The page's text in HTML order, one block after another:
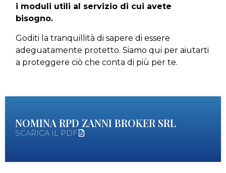
i moduli utili al servizio di cui avete
bisogno.
Goditi la tranquillità di sapere di essere
adeguatamente protetto. Siamo qui per aiutarti
a proteggere ciò che conta di più per te.
NOMINA RPD ZANNI BROKER SRL
SCARICA IL PDF